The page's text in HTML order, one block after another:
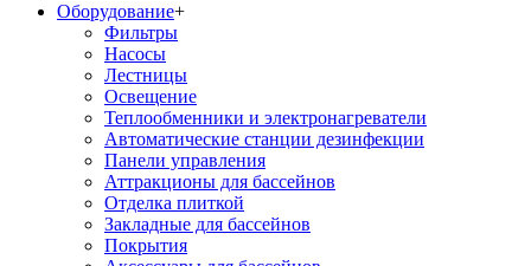
Оборудование+
Фильтры
Насосы
Лестницы
Освещение
Теплообменники и электронагреватели
Автоматические станции дезинфекции
Панели управления
Аттракционы для бассейнов
Отделка плиткой
Закладные для бассейнов
Покрытия